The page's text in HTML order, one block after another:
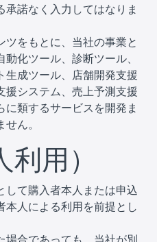
承諾なく入力してはなりま
ツをもとに、当社の事業と
化ツール、診断ツール、
生成ツール、店舗開発支援
援システム、売上予測支援
に類するサービスを開発ま
ん。
用）
して購入者本人または申込
本人による利用を前提とし
場合であっても、当社が別